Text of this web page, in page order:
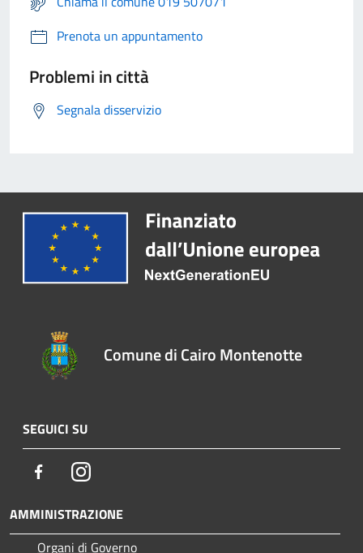
Prenota un appuntamento
Problemi in città
Segnala disservizio
Comune di Cairo Montenotte
SEGUICI SU
FacebookInstagram
AMMINISTRAZIONE
Organi di Governo